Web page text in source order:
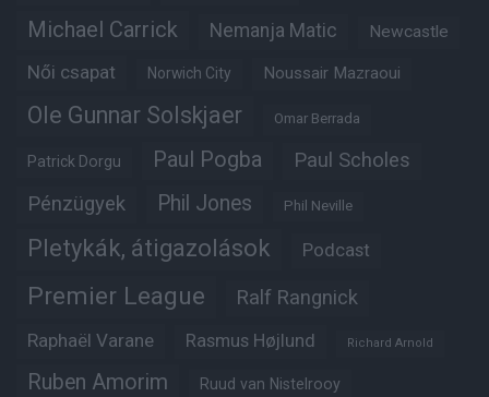
Michael Carrick Nemanja Matic Newcastle
Női csapat Norwich City Noussair Mazraoui
Ole Gunnar Solskjaer Omar Berrada
Patrick Dorgu Paul Pogba Paul Scholes
Pénzügyek Phil Jones Phil Neville
Pletykák, átigazolások Podcast
Premier League Ralf Rangnick
Raphaël Varane Rasmus Højlund Richard Arnold
Ruben Amorim Ruud van Nistelrooy